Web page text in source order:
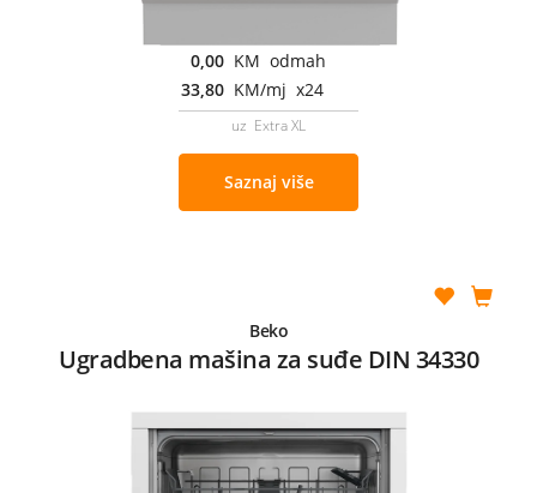
0,00 KM odmah
33,80 KM/mj x24
uz Extra XL
Saznaj više
Beko
Ugradbena mašina za suđe DIN 34330